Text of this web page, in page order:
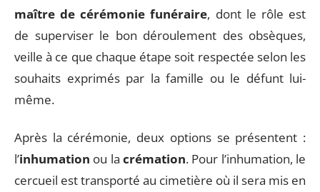
maître de cérémonie funéraire, dont le rôle est
de superviser le bon déroulement des obsèques,
veille à ce que chaque étape soit respectée selon les
souhaits exprimés par la famille ou le défunt lui-
même.
Après la cérémonie, deux options se présentent :
l’inhumation ou la crémation. Pour l’inhumation, le
cercueil est transporté au cimetière où il sera mis en